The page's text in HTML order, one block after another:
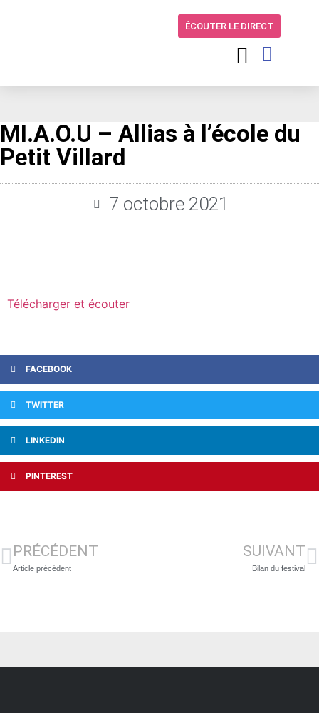
ÉCOUTER LE DIRECT
MI.A.O.U – Allias à l’école du
Petit Villard
7 octobre 2021
Télécharger et écouter
FACEBOOK
TWITTER
LINKEDIN
PINTEREST
PRÉCÉDENT
Article précédent
SUIVANT
Bilan du festival